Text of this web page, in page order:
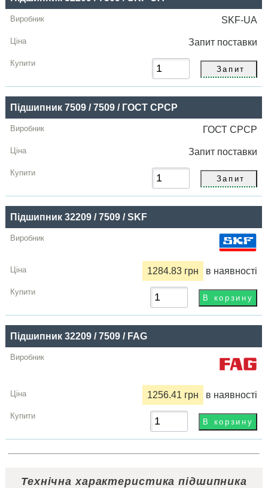
SKF-UA
Запит поставки
Підшипник 7509 / 7509 / ГОСТ СРСР
ГОСТ СРСР
Запит поставки
Підшипник 32209 / 7509 / SKF
1284.83 грн в наявності
Підшипник 32209 / 7509 / FAG
1256.41 грн в наявності
Технічна характеристика підшипника